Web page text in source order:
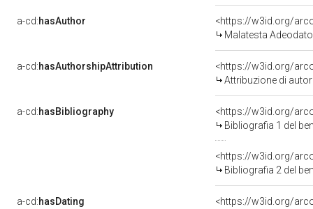
a-cd:hasAuthor
<https://w3id.org/
Malatesta
a-cd:hasAuthorshipAttribution
<https://w3id.org/
Attribuzione di
a-cd:hasBibliography
<https://w3id.org/
Bibliografia 1 del
<https://w3id.org/
Bibliografia 2 del
a-cd:hasDating
<https://w3id.org/